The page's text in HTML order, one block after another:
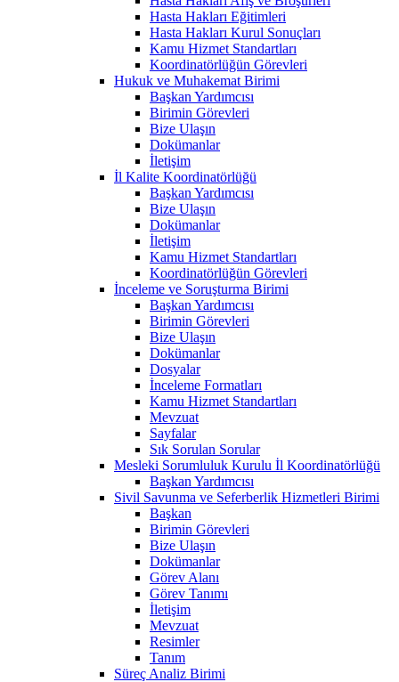
Hasta Hakları Eğitimleri
Hasta Hakları Kurul Sonuçları
Kamu Hizmet Standartları
Koordinatörlüğün Görevleri
Hukuk ve Muhakemat Birimi
Başkan Yardımcısı
Birimin Görevleri
Bize Ulaşın
Dokümanlar
İletişim
İl Kalite Koordinatörlüğü
Başkan Yardımcısı
Bize Ulaşın
Dokümanlar
İletişim
Kamu Hizmet Standartları
Koordinatörlüğün Görevleri
İnceleme ve Soruşturma Birimi
Başkan Yardımcısı
Birimin Görevleri
Bize Ulaşın
Dokümanlar
Dosyalar
İnceleme Formatları
Kamu Hizmet Standartları
Mevzuat
Sayfalar
Sık Sorulan Sorular
Mesleki Sorumluluk Kurulu İl Koordinatörlüğü
Başkan Yardımcısı
Sivil Savunma ve Seferberlik Hizmetleri Birimi
Başkan
Birimin Görevleri
Bize Ulaşın
Dokümanlar
Görev Alanı
Görev Tanımı
İletişim
Mevzuat
Resimler
Tanım
Süreç Analiz Birimi